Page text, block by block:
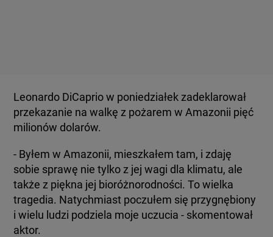
Leonardo DiCaprio w poniedziałek zadeklarował
przekazanie na walkę z pożarem w Amazonii pięć
milionów dolarów.
- Byłem w Amazonii, mieszkałem tam, i zdaję
sobie sprawę nie tylko z jej wagi dla klimatu, ale
także z piękna jej bioróżnorodności. To wielka
tragedia. Natychmiast poczułem się przygnębiony
i wielu ludzi podziela moje uczucia - skomentował
aktor.